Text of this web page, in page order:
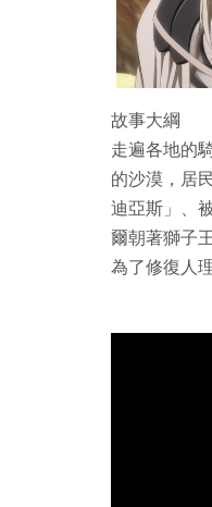
故事大綱
走遍各地的
的沙漠，居
迪亞斯」、
爾朝著獅子
為了修復人